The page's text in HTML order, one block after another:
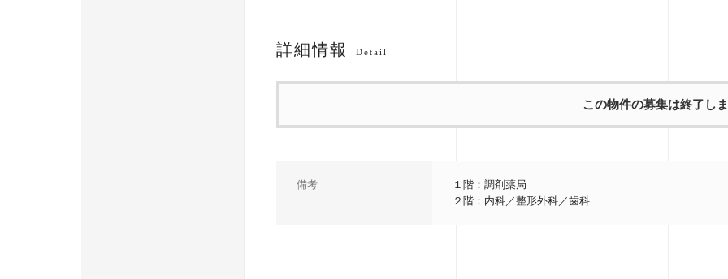
詳細情報 Detail
この物件の募集は終了し
備考
１階：調剤薬局
２階：内科／整形外科／歯科